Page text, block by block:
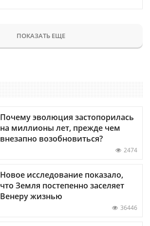
ПОКАЗАТЬ ЕЩЕ
Почему эволюция застопорилась
на миллионы лет, прежде чем
внезапно возобновиться?
2474
Новое исследование показало,
что Земля постепенно заселяет
Венеру жизнью
36446